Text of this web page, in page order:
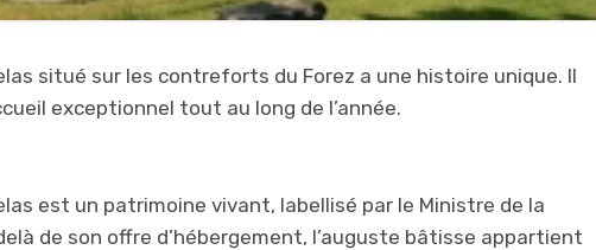
situé sur les contreforts du Forez a une histoire unique. Il
exceptionnel tout au long de l’année.
est un patrimoine vivant, labellisé par le Ministre de la
de son offre d’hébergement, l’auguste bâtisse appartient